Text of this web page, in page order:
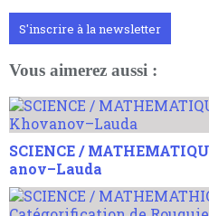
S'inscrire à la newsletter
Vous aimerez aussi :
SCIENCE /
anov–Lauda